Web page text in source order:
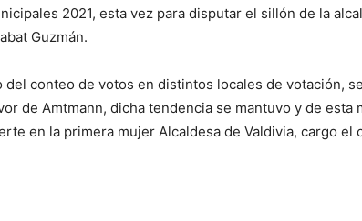
2021, esta vez para disputar el sillón de la
Guzmán.
del conteo de votos en distintos locales de votación,
de Amtmann, dicha tendencia se mantuvo y de esta
en la primera mujer Alcaldesa de Valdivia, cargo el